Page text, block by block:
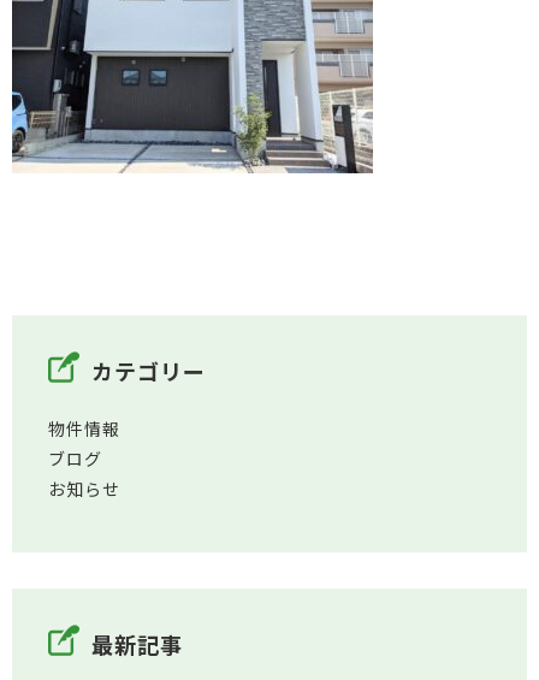
カテゴリー
物件情報
ブログ
お知らせ
最新記事